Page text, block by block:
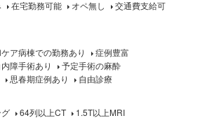
在宅勤務可能 オペ無し
交通費支給可
ア病棟での勤務あり
症例豊富
障手術あり
予定手術の麻酔
思春期症例あり
自由診療
64列以上CT
1.5T以上MRI